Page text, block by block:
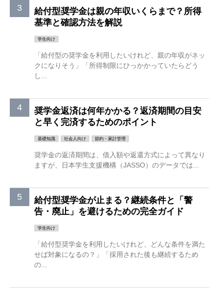
給付型奨学金は親の年収いくらまで？所得
基準と確認方法を解説
学生向け
「給付型の奨学金を利用したいけれど、親の年収がネッ
クになりそう」「所得制限にひっかかっていたらどう
し...
奨学金返済は何年かかる？返済期間の目安
と早く完済するためのポイント
基礎知識 社会人向け 節約・家計管理
奨学金の返済期間は、借入額や返還方式によって異なり
ますが、日本学生支援機構（JASSO）のデータでは...
給付型奨学金が止まる？継続条件と「警
告・廃止」を避けるための完全ガイド
学生向け
「給付型奨学金を利用したいけれど、どんな条件を満た
せば対象になるの？」「採用された後も継続するため
の...